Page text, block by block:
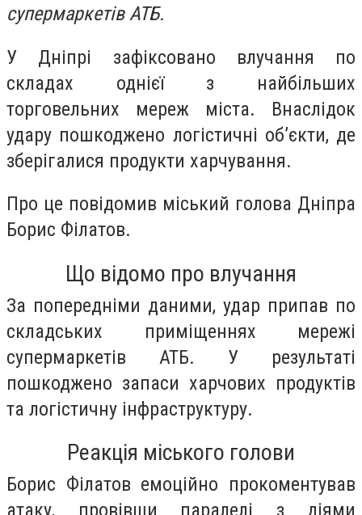
супермаркетів АТБ.
У Дніпрі зафіксовано влучання по
складах однієї з найбільших
торговельних мереж міста. Внаслідок
удару пошкоджено логістичні об’єкти, де
зберігалися продукти харчування.
Про це повідомив міський голова Дніпра
Борис Філатов.
Що відомо про влучання
За попередніми даними, удар припав по
складських приміщеннях мережі
супермаркетів АТБ. У результаті
пошкоджено запаси харчових продуктів
та логістичну інфраструктуру.
Реакція міського голови
Борис Філатов емоційно прокоментував
атаку, провівши паралелі з діями